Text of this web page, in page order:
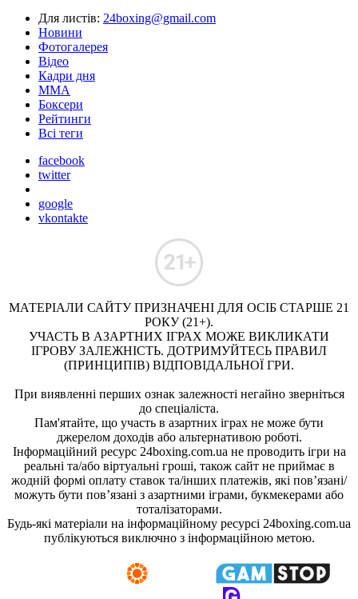
Для листів: 24boxing@gmail.com
Новини
Фотогалерея
Відео
Кадри дня
ММА
Боксери
Рейтинги
Всі теги
facebook
twitter
google
vkontakte
МАТЕРІАЛИ САЙТУ ПРИЗНАЧЕНІ ДЛЯ ОСІБ СТАРШЕ 21
РОКУ (21+).
УЧАСТЬ В АЗАРТНИХ ІГРАХ МОЖЕ ВИКЛИКАТИ
ІГРОВУ ЗАЛЕЖНІСТЬ. ДОТРИМУЙТЕСЬ ПРАВИЛ
(ПРИНЦИПІВ) ВІДПОВІДАЛЬНОЇ ГРИ.
При виявленні перших ознак залежності негайно зверніться
до спеціаліста.
Пам'ятайте, що участь в азартних іграх не може бути
джерелом доходів або альтернативою роботі.
Інформаційний ресурс 24boxing.com.ua не проводить ігри на
реальні та/або віртуальні гроші, також сайт не приймає в
жодній формі оплату ставок та/інших платежів, які пов’язані/
можуть бути пов’язані з азартними іграми, букмекерами або
тоталізаторами.
Будь-які матеріали на інформаційному ресурсі 24boxing.com.ua
публікуються виключно з інформаційною метою.